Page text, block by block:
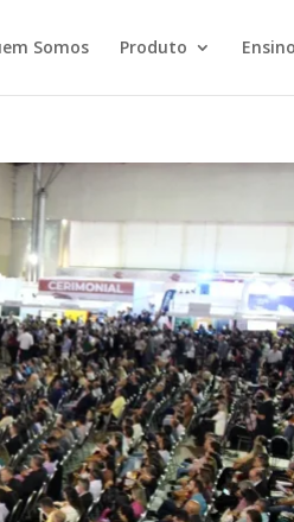
Somos Produto